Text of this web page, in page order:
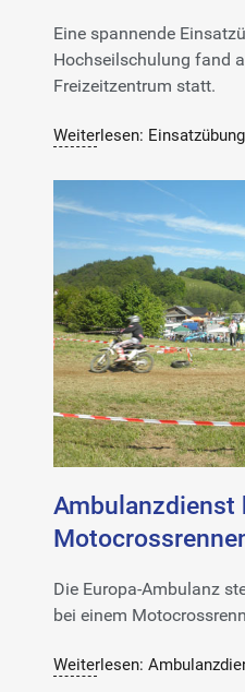
Eine spannende
Hochseilschulung fand
Freizeitzentrum statt.
Weiterlesen:
Ambulanzdienst
Die Europa-Ambulanz
bei einem
Weiterlesen: